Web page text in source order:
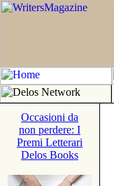
Occasioni da
non perdere: I
Premi Letterari
Delos Books